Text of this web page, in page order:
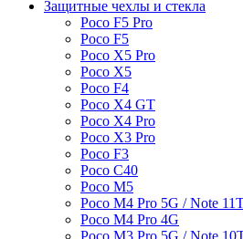
Защитные чехлы и стекла
Poco F5 Pro
Poco F5
Poco X5 Pro
Poco X5
Poco F4
Poco X4 GT
Poco X4 Pro
Poco X3 Pro
Poco F3
Poco C40
Poco M5
Poco M4 Pro 5G / Note
Poco M4 Pro 4G
Poco M3 Pro 5G / Note